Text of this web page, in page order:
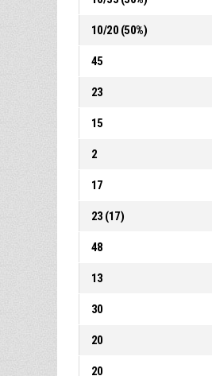
10/20 (50%)
45
23
15
2
17
23 (17)
48
13
30
20
20